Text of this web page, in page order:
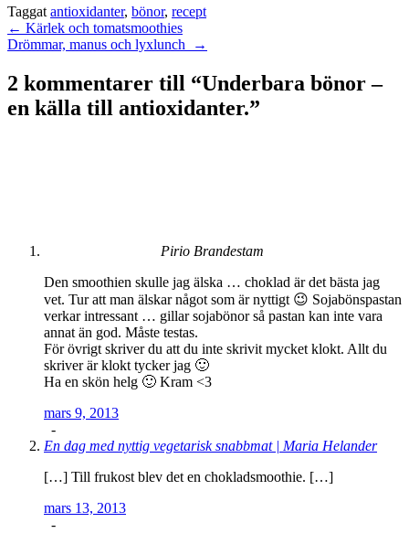
Taggat antioxidanter, bönor, recept
Inläggsnavigering
← Kärlek och tomatsmoothies
Drömmar, manus och lyxlunch
→
2 kommentarer till “Underbara bönor –
en källa till antioxidanter.”
Pirio Brandestam
Den smoothien skulle jag älska … choklad är det bästa jag
vet. Tur att man älskar något som är nyttigt 😉 Sojabönspastan
verkar intressant … gillar sojabönor så pastan kan inte vara
annat än god. Måste testas.
För övrigt skriver du att du inte skrivit mycket klokt. Allt du
skriver är klokt tycker jag 🙂
Ha en skön helg 🙂 Kram <3
mars 9, 2013
-
En dag med nyttig vegetarisk snabbmat | Maria Helander
[…] Till frukost blev det en chokladsmoothie. […]
mars 13, 2013
-